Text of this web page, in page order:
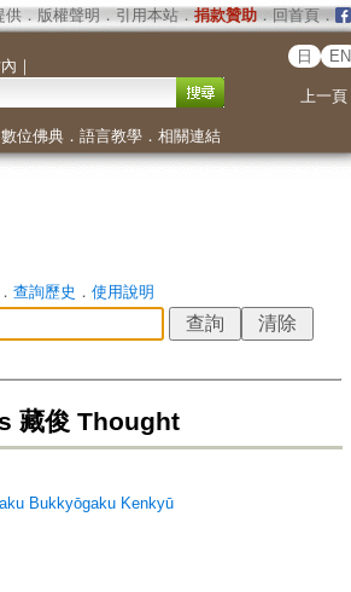
供． 版權聲明 ． 引用本站． 捐款贊助．回首頁．
｜
日 EN
上一頁
數位佛典． 語言教學． 相關連結
查詢歷史 ． 使用說明
藏俊 Thought
Bukkyōgaku Kenkyū